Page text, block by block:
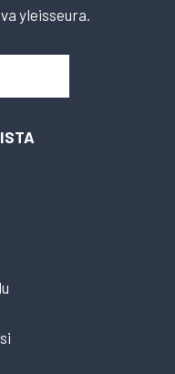
yleisseura.